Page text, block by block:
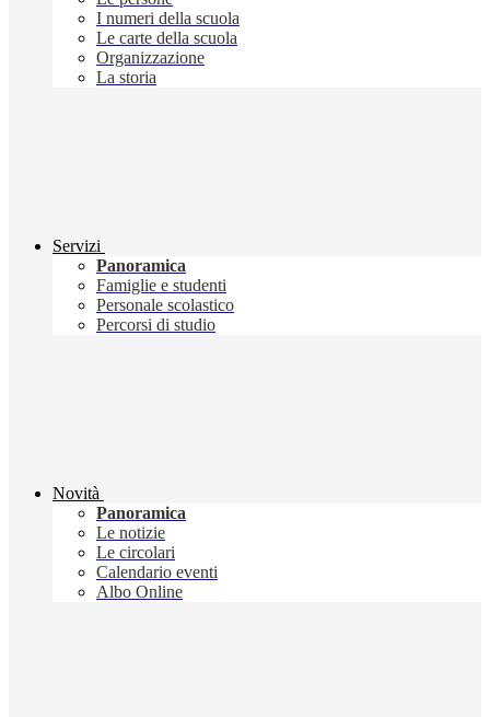
I numeri della scuola
Le carte della scuola
Organizzazione
La storia
Servizi
Panoramica
Famiglie e studenti
Personale scolastico
Percorsi di studio
Novità
Panoramica
Le notizie
Le circolari
Calendario eventi
Albo Online